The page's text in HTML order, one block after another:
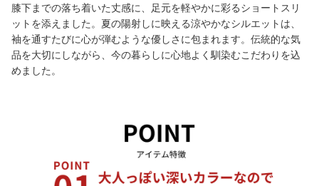
膝下までの落ち着いた丈感に、足元を軽やかに彩るショートスリ
ットを添えました。夏の陽射しに映える涼やかなシルエットは、
袖を通すたびに心が弾むような優しさに包まれます。伝統的な気
品を大切にしながら、今の暮らしに心地よく馴染むこだわりを込
めました。